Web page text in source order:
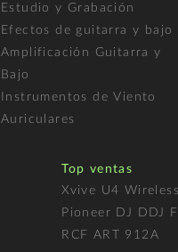
Estudio y Grabación
Efectos de guitarra y bajo
Amplificación Guitarra y
Bajo
Instrumentos de Viento
Auriculares
Top ventas
Xvive U4
Pioneer DJ DDJ
RCF ART 912A